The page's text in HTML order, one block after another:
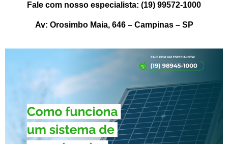
Fale com nosso especialista: (19) 99572-1000
Av: Orosimbo Maia, 646 – Campinas – SP